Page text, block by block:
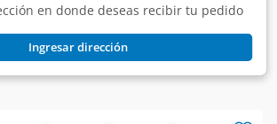
en donde deseas recibir tu pedido
Ingresar dirección
Jardín y Ferretería Focos
Luz de Día, 1 pz.